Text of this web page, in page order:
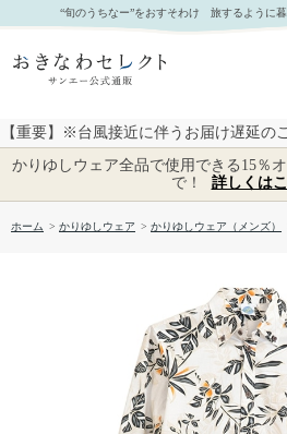
【送料無料】デイゴ柄 長袖 かりゆしウェア P-
販
“旬のうちなー”をおすそわけ 旅するように
【重要】※台風接近に伴うお届け遅延の
かりゆしウェア全品で使用できる15％
で！
詳しくは
ホーム > かりゆしウェア > かりゆしウェア（メンズ）